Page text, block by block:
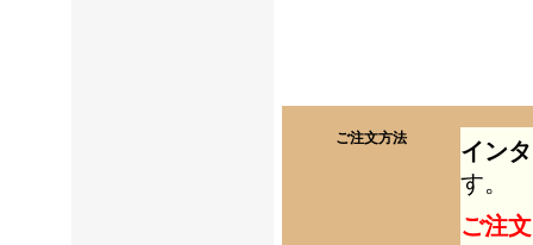
ご注文方法
イン
す。
ご注